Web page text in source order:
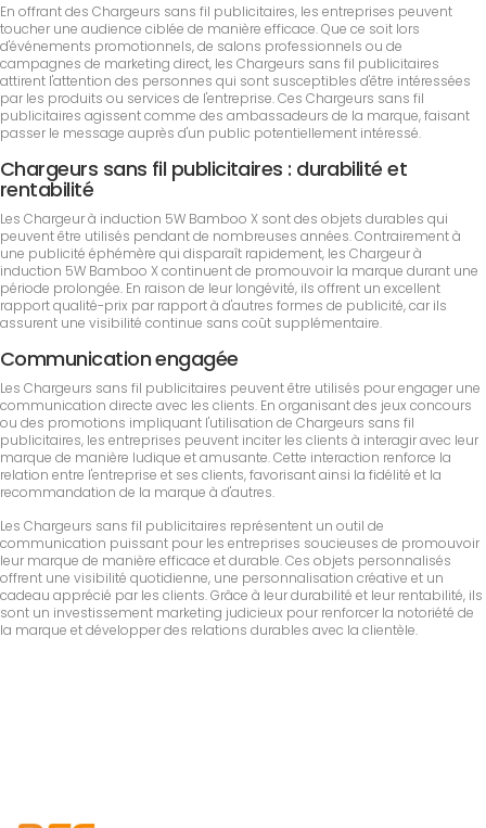
En offrant des Chargeurs sans fil publicitaires, les entreprises peuvent
toucher une audience ciblée de manière efficace. Que ce soit lors
d'événements promotionnels, de salons professionnels ou de
campagnes de marketing direct, les Chargeurs sans fil publicitaires
attirent l'attention des personnes qui sont susceptibles d'être intéressées
par les produits ou services de l'entreprise. Ces Chargeurs sans fil
publicitaires agissent comme des ambassadeurs de la marque, faisant
passer le message auprès d'un public potentiellement intéressé.
Chargeurs sans fil publicitaires : durabilité et
rentabilité
Les Chargeur à induction 5W Bamboo X sont des objets durables qui
peuvent être utilisés pendant de nombreuses années. Contrairement à
une publicité éphémère qui disparaît rapidement, les Chargeur à
induction 5W Bamboo X continuent de promouvoir la marque durant une
période prolongée. En raison de leur longévité, ils offrent un excellent
rapport qualité-prix par rapport à d'autres formes de publicité, car ils
assurent une visibilité continue sans coût supplémentaire.
Communication engagée
Les Chargeurs sans fil publicitaires peuvent être utilisés pour engager une
communication directe avec les clients. En organisant des jeux concours
ou des promotions impliquant l'utilisation de Chargeurs sans fil
publicitaires, les entreprises peuvent inciter les clients à interagir avec leur
marque de manière ludique et amusante. Cette interaction renforce la
relation entre l'entreprise et ses clients, favorisant ainsi la fidélité et la
recommandation de la marque à d'autres.
Les Chargeurs sans fil publicitaires représentent un outil de
communication puissant pour les entreprises soucieuses de promouvoir
leur marque de manière efficace et durable. Ces objets personnalisés
offrent une visibilité quotidienne, une personnalisation créative et un
cadeau apprécié par les clients. Grâce à leur durabilité et leur rentabilité, ils
sont un investissement marketing judicieux pour renforcer la notoriété de
la marque et développer des relations durables avec la clientèle.